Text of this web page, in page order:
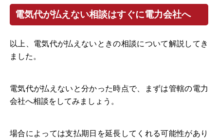
電気代が払えない相談はすぐに電力会社へ
以上、電気代が払えないときの相談について解説してき
ました。
電気代が払えないと分かった時点で、まずは管轄の電力
会社へ相談をしてみましょう。
場合によっては支払期日を延長してくれる可能性があり